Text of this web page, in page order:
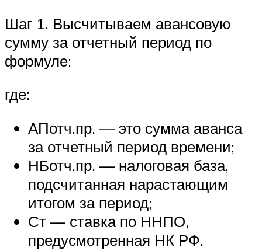
Шаг 1. Высчитываем авансовую
сумму за отчетный период по
формуле:
где:
АПотч.пр. — это сумма аванса
за отчетный период времени;
НБотч.пр. — налоговая база,
подсчитанная нарастающим
итогом за период;
Ст — ставка по ННПО,
предусмотренная НК РФ.